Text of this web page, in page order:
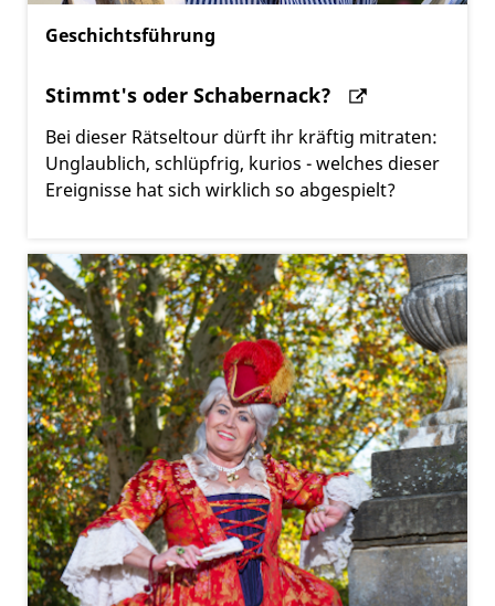
Geschichtsführung
Stimmt's oder Schabernack?
Bei dieser Rätseltour dürft ihr kräftig mitraten:
Unglaublich, schlüpfrig, kurios - welches dieser
Ereignisse hat sich wirklich so abgespielt?